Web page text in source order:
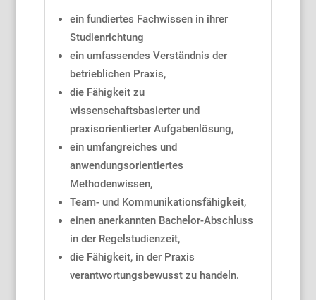
ein fundiertes Fachwissen in ihrer
Studienrichtung
ein umfassendes Verständnis der
betrieblichen Praxis,
die Fähigkeit zu
wissenschaftsbasierter und
praxisorientierter Aufgabenlösung,
ein umfangreiches und
anwendungsorientiertes
Methodenwissen,
Team- und Kommunikationsfähigkeit,
einen anerkannten Bachelor-Abschluss
in der Regelstudienzeit,
die Fähigkeit, in der Praxis
verantwortungsbewusst zu handeln.